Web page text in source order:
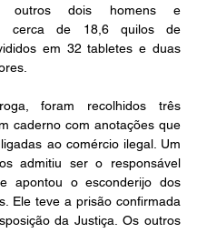
outros dois homens e
cerca de 18,6 quilos de
em 32 tabletes e duas
foram recolhidos três
caderno com anotações que
ao comércio ilegal. Um
admitiu ser o responsável
apontou o esconderijo dos
Ele teve a prisão confirmada
da Justiça. Os outros